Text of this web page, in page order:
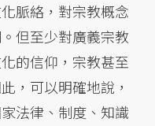
脈絡，對宗教概念
但至少對廣義宗教
的信仰，宗教甚至
，可以明確地說，
法律、制度、知識